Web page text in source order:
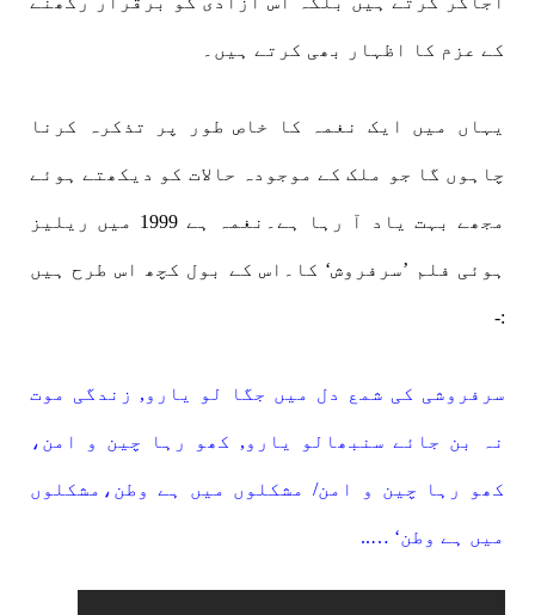
کے عزم کا اظہار بھی کرتے ہیں۔
یہاں میں ایک نغمہ کا خاص طور پر تذکرہ کرنا
چاہوں گا جو ملک کے موجودہ حالات کو دیکھتے ہوئے
مجھے بہت یاد آ رہا ہے۔نغمہ ہے 1999 میں ریلیز
ہوئی فلم ’سرفروش‘ کا۔اس کے بول کچھ اس طرح ہیں
:-
سرفروشی کی شمع دل میں جگا لو یارو, زندگی موت
نہ بن جائے سنبھالو یارو, کھو رہا چین و امن،
کھو رہا چین و امن/ مشکلوں میں ہے وطن،مشکلوں
میں ہے وطن‘ …..